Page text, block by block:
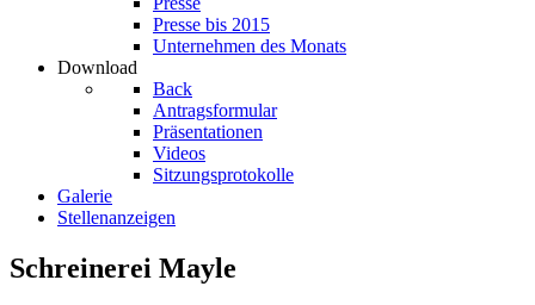
Presse bis 2015
Unternehmen des Monats
Download
Back
Antragsformular
Präsentationen
Videos
Sitzungsprotokolle
Galerie
Stellenanzeigen
Schreinerei Mayle